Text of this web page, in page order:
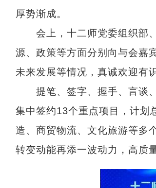
厚势渐成。
会上，十二师党委组织部、
源、政策等方面分别向与会嘉
未来发展等情况，真诚欢迎有
提笔、签字、握手、言谈、
集中签约13个重点项目，计划
造、商贸物流、文化旅游等多
转变动能再添一波动力，高质